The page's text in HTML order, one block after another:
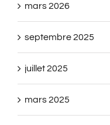
mars 2026
septembre 2025
juillet 2025
mars 2025